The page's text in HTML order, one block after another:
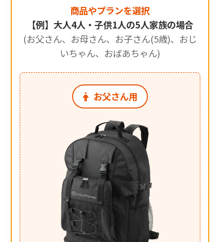
商品やプランを選択
【例】大人4人・子供1人の5人家族の場合
(お父さん、お母さん、お子さん(5歳)、おじ
いちゃん、おばあちゃん)
お父さん用